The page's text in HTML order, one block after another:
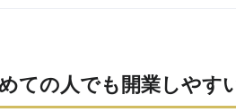
ての人でも開業しやす